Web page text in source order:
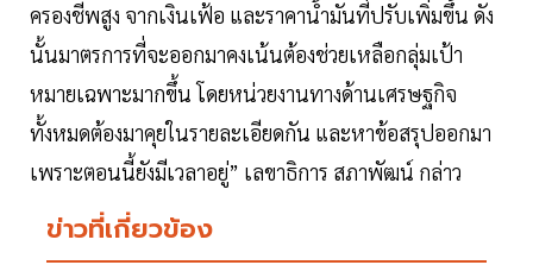
ครองชีพสูง จากเงินเฟ้อ และราคาน้ำมันที่ปรับเพิ่มขึ้น ดัง
นั้นมาตรการที่จะออกมาคงเน้นต้องช่วยเหลือกลุ่มเป้า
หมายเฉพาะมากขึ้น โดยหน่วยงานทางด้านเศรษฐกิจ
ทั้งหมดต้องมาคุยในรายละเอียดกัน และหาข้อสรุปออกมา
เพราะตอนนี้ยังมีเวลาอยู่” เลขาธิการ สภาพัฒน์ กล่าว
ข่าวที่เกี่ยวข้อง